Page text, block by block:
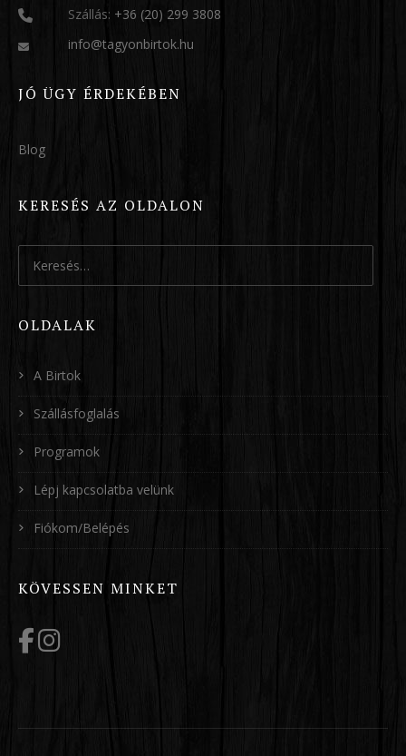
Szállás: +36 (20) 299 3808
info@tagyonbirtok.hu
JÓ ÜGY ÉRDEKÉBEN
Blog
KERESÉS AZ OLDALON
OLDALAK
A Birtok
Szállásfoglalás
Programok
Lépj kapcsolatba velünk
Fiókom/Belépés
KÖVESSEN MINKET